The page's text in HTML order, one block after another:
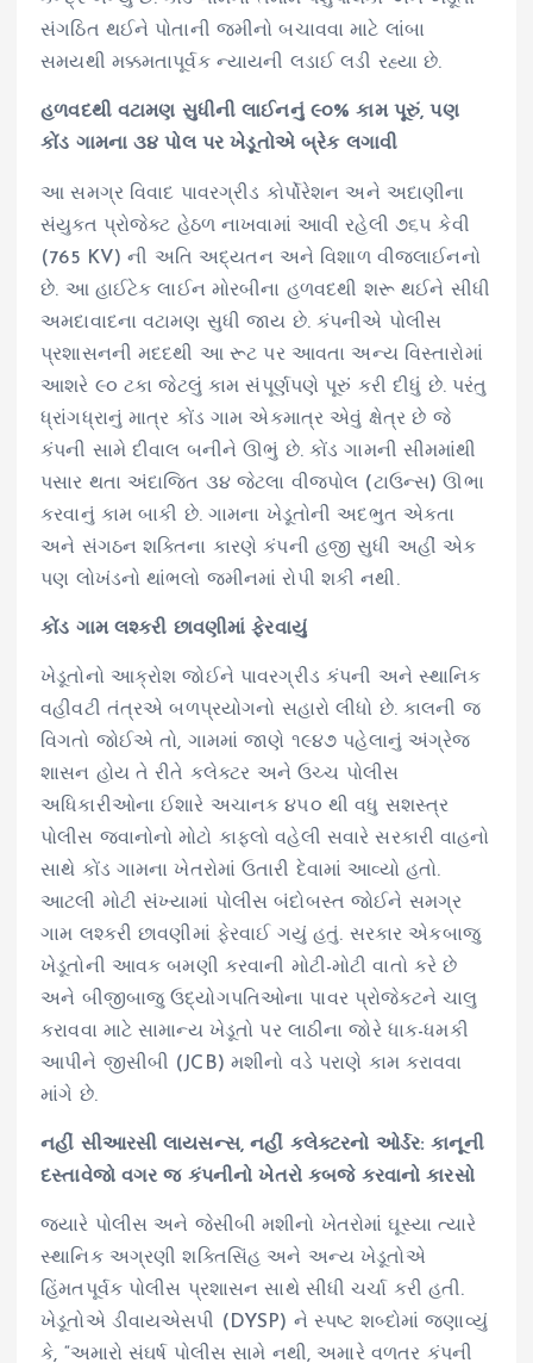
સંગઠિત થઈને પોતાની જમીનો બચાવવા માટે લાંબા
સમયથી મક્કમતાપૂર્વક ન્યાયની લડાઈ લડી રહ્યા છે.
હળવદથી વટામણ સુધીની લાઈનનું ૯૦% કામ પૂરું, પણ
કોંડ ગામના ૩૪ પોલ પર ખેડૂતોએ બ્રેક લગાવી
આ સમગ્ર વિવાદ પાવરગ્રીડ કોર્પોરેશન અને અદાણીના
સંયુક્ત પ્રોજેક્ટ હેઠળ નાખવામાં આવી રહેલી ૭૬૫ કેવી
(765 KV) ની અતિ અદ્યતન અને વિશાળ વીજલાઈનનો
છે. આ હાઈટેક લાઈન મોરબીના હળવદથી શરૂ થઈને સીધી
અમદાવાદના વટામણ સુધી જાય છે. કંપનીએ પોલીસ
પ્રશાસનની મદદથી આ રૂટ પર આવતા અન્ય વિસ્તારોમાં
આશરે ૯૦ ટકા જેટલું કામ સંપૂર્ણપણે પૂરું કરી દીધું છે. પરંતુ
ધ્રાંગધ્રાનું માત્ર કોંડ ગામ એકમાત્ર એવું ક્ષેત્ર છે જે
કંપની સામે દીવાલ બનીને ઊભું છે. કોંડ ગામની સીમમાંથી
પસાર થતા અંદાજિત ૩૪ જેટલા વીજપોલ (ટાઉન્સ) ઊભા
કરવાનું કામ બાકી છે. ગામના ખેડૂતોની અદભુત એકતા
અને સંગઠન શક્તિના કારણે કંપની હજી સુધી અહીં એક
પણ લોખંડનો થાંભલો જમીનમાં રોપી શકી નથી.
કોંડ ગામ લશ્કરી છાવણીમાં ફેરવાયું
ખેડૂતોનો આક્રોશ જોઈને પાવરગ્રીડ કંપની અને સ્થાનિક
વહીવટી તંત્રએ બળપ્રયોગનો સહારો લીધો છે. કાલની જ
વિગતો જોઈએ તો, ગામમાં જાણે ૧૯૪૭ પહેલાનું અંગ્રેજ
શાસન હોય તે રીતે કલેક્ટર અને ઉચ્ચ પોલીસ
અધિકારીઓના ઈશારે અચાનક ૪૫૦ થી વધુ સશસ્ત્ર
પોલીસ જવાનોનો મોટો કાફલો વહેલી સવારે સરકારી વાહનો
સાથે કોંડ ગામના ખેતરોમાં ઉતારી દેવામાં આવ્યો હતો.
આટલી મોટી સંખ્યામાં પોલીસ બંદોબસ્ત જોઈને સમગ્ર
ગામ લશ્કરી છાવણીમાં ફેરવાઈ ગયું હતું. સરકાર એકબાજુ
ખેડૂતોની આવક બમણી કરવાની મોટી-મોટી વાતો કરે છે
અને બીજીબાજુ ઉદ્યોગપતિઓના પાવર પ્રોજેક્ટને ચાલુ
કરાવવા માટે સામાન્ય ખેડૂતો પર લાઠીના જોરે ધાક-ધમકી
આપીને જીસીબી (JCB) મશીનો વડે પરાણે કામ કરાવવા
માંગે છે.
નહીં સીઆરસી લાયસન્સ, નહીં કલેક્ટરનો ઓર્ડર: કાનૂની
દસ્તાવેજો વગર જ કંપનીનો ખેતરો કબજે કરવાનો કારસો
જ્યારે પોલીસ અને જેસીબી મશીનો ખેતરોમાં ઘૂસ્યા ત્યારે
સ્થાનિક અગ્રણી શક્તિસિંહ અને અન્ય ખેડૂતોએ
હિંમતપૂર્વક પોલીસ પ્રશાસન સાથે સીધી ચર્ચા કરી હતી.
ખેડૂતોએ ડીવાયએસપી (DYSP) ને સ્પષ્ટ શબ્દોમાં જણાવ્યું
કે, “અમારો સંઘર્ષ પોલીસ સામે નથી, અમારે વળતર કંપની